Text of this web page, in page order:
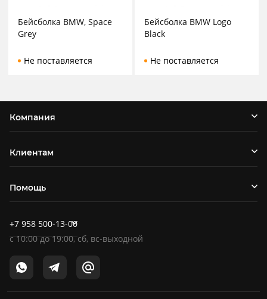
Бейсболка BMW, Space
Grey
Не поставляется
Бейсболка BMW Logo
Black
Не поставляется
Компания
Клиентам
Помощь
+7 958 500-13-00
c10:00до19:00, сб, вс-выходной